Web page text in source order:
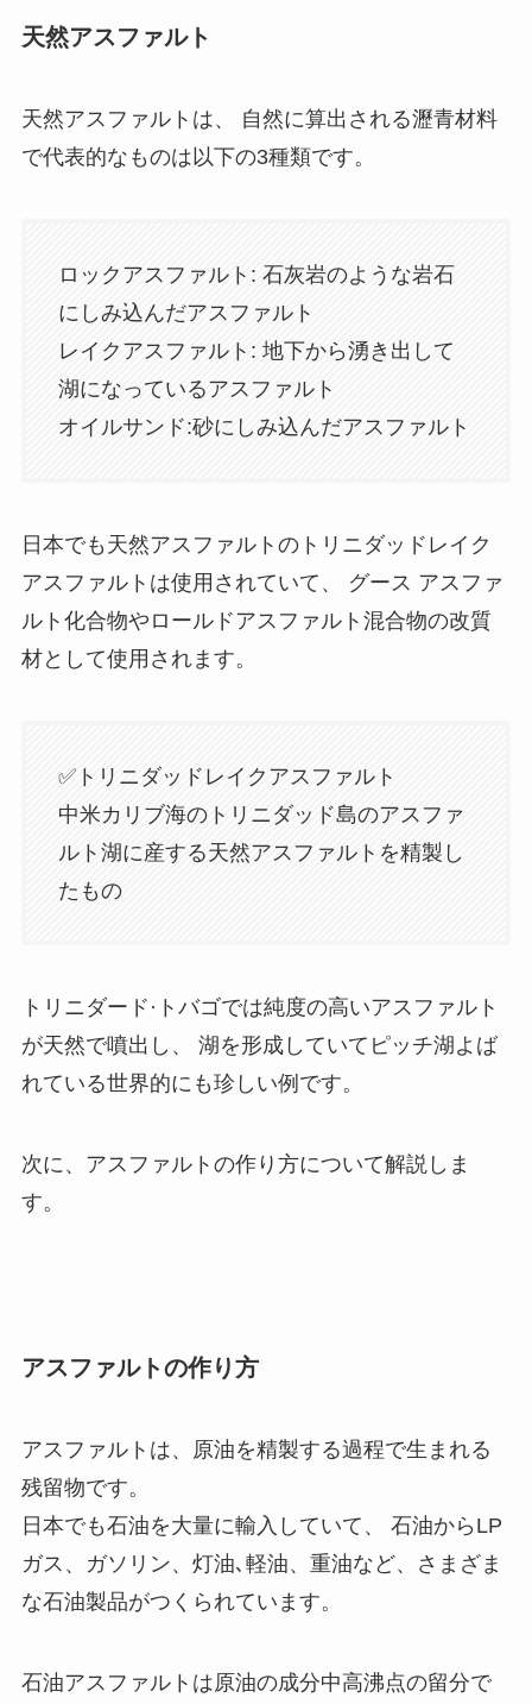
天然アスファルト
天然アスファルトは、 自然に算出される瀝青材料
で代表的なものは以下の3種類です。
ロックアスファルト: 石灰岩のような岩石
にしみ込んだアスファルト
レイクアスファルト: 地下から湧き出して
湖になっているアスファルト
オイルサンド:砂にしみ込んだアスファルト
日本でも天然アスファルトのトリニダッドレイク
アスファルトは使用されていて、 グース アスファ
ルト化合物やロールドアスファルト混合物の改質
材として使用されます。
✅トリニダッドレイクアスファルト
中米カリブ海のトリニダッド島のアスファ
ルト湖に産する天然アスファルトを精製し
たもの
トリニダード·トバゴでは純度の高いアスファルト
が天然で噴出し、 湖を形成していてピッチ湖よば
れている世界的にも珍しい例です。
次に、アスファルトの作り方について解説しま
す。
アスファルトの作り方
アスファルトは、原油を精製する過程で生まれる
残留物です。
日本でも石油を大量に輸入していて、 石油からLP
ガス、ガソリン、灯油､軽油、重油など、さまざま
な石油製品がつくられています。
石油アスファルトは原油の成分中高沸点の留分で